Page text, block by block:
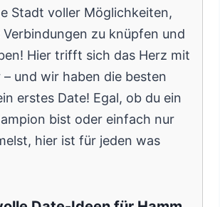
Stadt voller Möglichkeiten,
Verbindungen zu knüpfen und
Hier trifft sich das Herz mit
– und wir haben die besten
erstes Date! Egal, ob du ein
bist oder einfach nur
hier ist für jeden was